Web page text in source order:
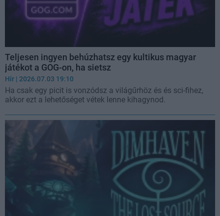
Teljesen ingyen behúzhatsz egy kultikus magyar
játékot a GOG-on, ha sietsz
Hír | 2026.07.03 19:10
Ha csak egy picit is vonzódsz a világűrhöz és és sci-fihez,
akkor ezt a lehetőséget vétek lenne kihagynod.